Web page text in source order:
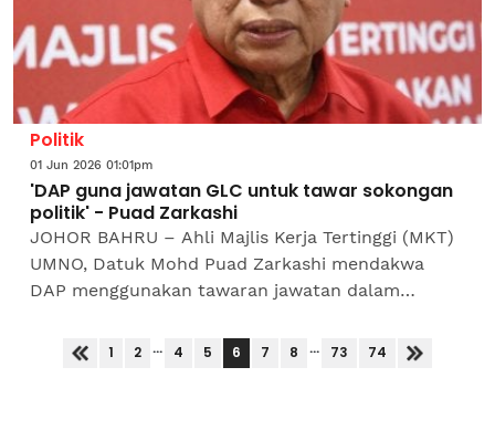
Politik
01 Jun 2026 01:01pm
'DAP guna jawatan GLC untuk tawar sokongan
politik' - Puad Zarkashi
JOHOR BAHRU – Ahli Majlis Kerja Tertinggi (MKT)
UMNO, Datuk Mohd Puad Zarkashi mendakwa
DAP menggunakan tawaran jawatan dalam
sebahagian daripada...
1 2 ... 4 5 6 7 8 ... 73 74